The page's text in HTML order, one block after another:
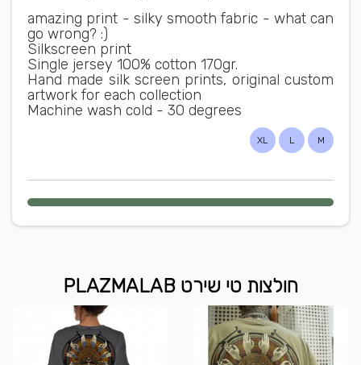
amazing print - silky smooth fabric - what can
go wrong? :)
Silkscreen print
Single jersey 100% cotton 170gr.
Hand made silk screen prints, original custom
artwork for each collection
Machine wash cold - 30 degrees
M
L
XL
חולצות טי שירט PLAZMALAB